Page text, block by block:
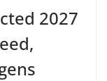
2027